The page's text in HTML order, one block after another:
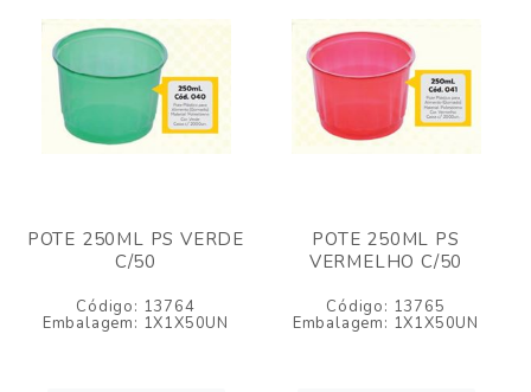
POTE 250ML PS VERDE
C/50
Código: 13764
Embalagem: 1X1X50UN
POTE 250ML PS
VERMELHO C/50
Código: 13765
Embalagem: 1X1X50UN